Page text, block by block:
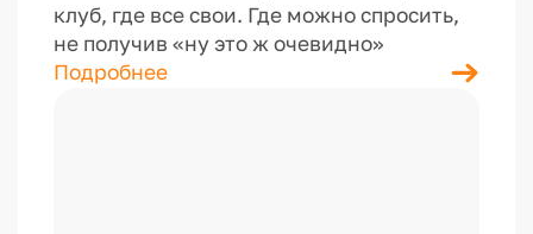
клуб, где все свои. Где можно спросить,
не получив «ну это ж очевидно»
Подробнее